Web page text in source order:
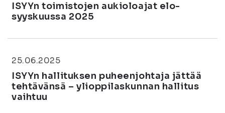
ISYYn toimistojen aukioloajat elo-
syyskuussa 2025
25.06.2025
ISYYn hallituksen puheenjohtaja jättää
tehtävänsä – ylioppilaskunnan hallitus
vaihtuu